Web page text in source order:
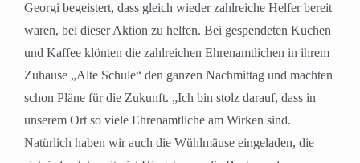
Georgi begeistert, dass gleich wieder zahlreiche Helfer bereit
waren, bei dieser Aktion zu helfen. Bei gespendeten Kuchen
und Kaffee klönten die zahlreichen Ehrenamtlichen in ihrem
Zuhause „Alte Schule“ den ganzen Nachmittag und machten
schon Pläne für die Zukunft. „Ich bin stolz darauf, dass in
unserem Ort so viele Ehrenamtliche am Wirken sind.
Natürlich haben wir auch die Wühlmäuse eingeladen, die